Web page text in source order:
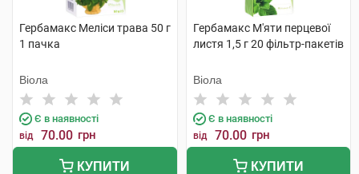
Гербамакс Меліси трава 50 г
1 пачка
Віола
Є в наявності
від 70.00 грн
КУПИТИ
Гербамакс М'яти перцевої
листя 1,5 г 20 фільтр-пакетів
Віола
Є в наявності
від 70.00 грн
КУПИТИ